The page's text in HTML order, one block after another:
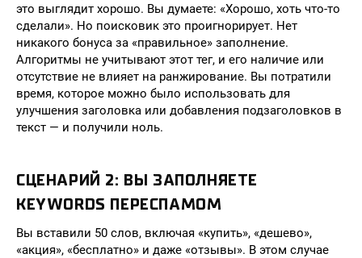
это выглядит хорошо. Вы думаете: «Хорошо, хоть что-то
сделали». Но поисковик это проигнорирует. Нет
никакого бонуса за «правильное» заполнение.
Алгоритмы не учитывают этот тег, и его наличие или
отсутствие не влияет на ранжирование. Вы потратили
время, которое можно было использовать для
улучшения заголовка или добавления подзаголовков в
текст — и получили ноль.
СЦЕНАРИЙ 2: ВЫ ЗАПОЛНЯЕТЕ
KEYWORDS ПЕРЕСПАМОМ
Вы вставили 50 слов, включая «купить», «дешево»,
«акция», «бесплатно» и даже «отзывы». В этом случае